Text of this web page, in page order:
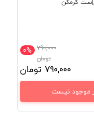
گرمکن
0% 790,000
تومان
790,000 تومان
موجود نیست